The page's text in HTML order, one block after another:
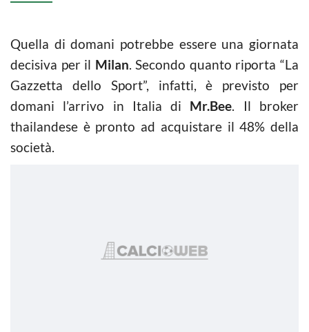
Quella di domani potrebbe essere una giornata
decisiva per il Milan. Secondo quanto riporta “La
Gazzetta dello Sport”, infatti, è previsto per
domani l’arrivo in Italia di Mr.Bee. Il broker
thailandese è pronto ad acquistare il 48% della
società.